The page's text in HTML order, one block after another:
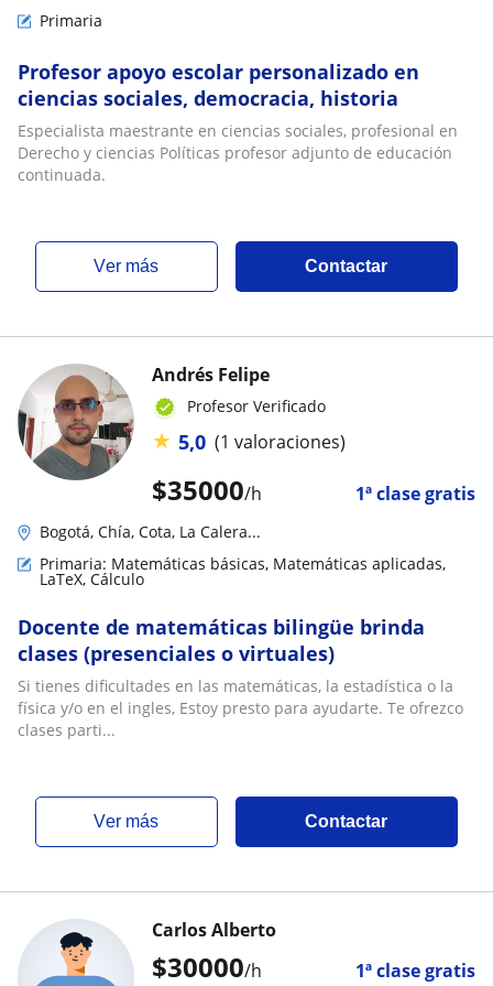
Primaria
Profesor apoyo escolar personalizado en
ciencias sociales, democracia, historia
Especialista maestrante en ciencias sociales, profesional en
Derecho y ciencias Políticas profesor adjunto de educación
continuada.
ver más Contactar
$35000/h 1ª clase gratis
Andrés Felipe
Profesor Verificado
★ 5,0 (1 valoraciones)
Bogotá, Chía, Cota, La Calera...
Primaria: Matemáticas básicas, Matemáticas aplicadas,
LaTeX, Cálculo
Docente de matemáticas bilingüe brinda
clases (presenciales o virtuales)
Si tienes dificultades en las matemáticas, la estadística o la
física y/o en el ingles, Estoy presto para ayudarte. Te ofrezco
clases parti...
ver más Contactar
$30000/h 1ª clase gratis
Carlos Alberto